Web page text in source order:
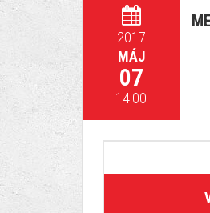
2017
MÁJ
07
14:00